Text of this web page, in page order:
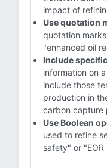
impact of
Use quotation
quotation
"enhanced oil
Include
information on
include those
production in
carbon capture
Use Boolean
used to refine
safety" or